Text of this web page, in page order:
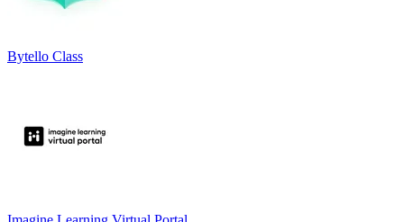
Bytello Class